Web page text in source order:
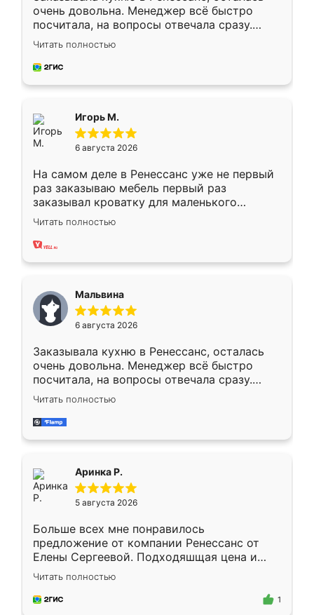
очень довольна. Менеджер всё быстро
посчитала, на вопросы отвечала сразу.
Замерщик приехал в субботу, подошёл к
делу со всей ответственностью. Собрали
за день, ребята работали аккуратно, даже
Читать полностью
Игорь М.
6 августа 2026
На самом деле в Ренессанс уже не первый
раз заказываю мебель первый раз
заказывал кроватку для маленького
ребёнка при его рождении ,во второй раз
заказал шкаф-купе. По качеству очень
хорошее сборка достаточно быстрая,
меньше, здесь же он более разнообразный.
Мне нравится ,если что-то потребуется из
мебели буду заказывать только здесь.
Читать полностью
Мальвина
6 августа 2026
Заказывала кухню в Ренессанс, осталась
очень довольна. Менеджер всё быстро
посчитала, на вопросы отвечала сразу.
Замерщик приехал в субботу, подошёл к
делу со всей ответственностью. Собрали
за день, ребята работали аккуратно, даже
Читать полностью
Аринка Р.
5 августа 2026
Больше всех мне понравилось
предложение от компании Ренессанс от
Елены Сергеевой. Подходяшщая цена и
короткие сроки изготовления. Приехавший
для замера сотрудник Владислав
предложил по моему эскизу самый
Читать полностью
1